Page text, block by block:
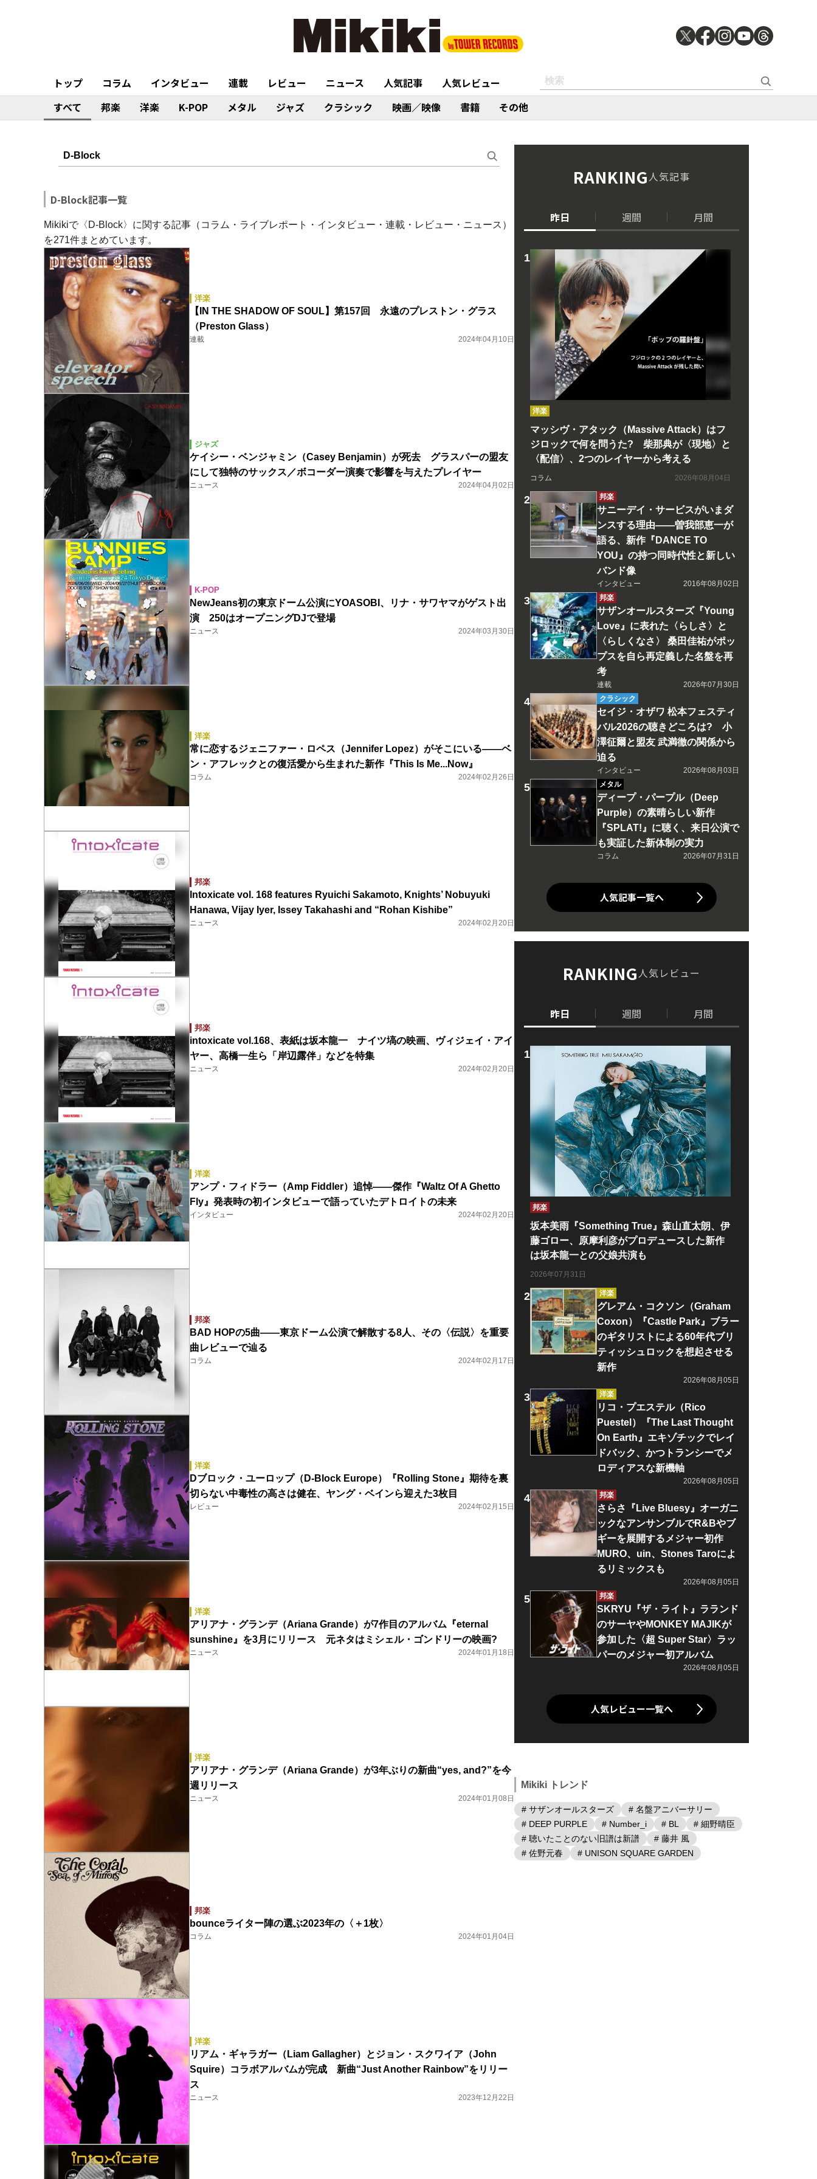
トップ コラム インタビュー 連載 レビュー ニュース 人気記事
人気レビュー
すべて
邦楽 洋楽 K-POP メタル ジャズ クラシック 映画／映像 書籍 その他
D-Block記事一覧
Mikikiで〈D-Block〉に関する記事（コラム・ライブレポート・インタビュー・連載・レビュー・ニュース）
を271件まとめています。
洋楽
【IN THE SHADOW OF SOUL】第157回 永遠のプレストン・グラス
（Preston Glass）
連載 2024年04月10日
ジャズ
ケイシー・ベンジャミン（Casey Benjamin）が死去 グラスパーの盟友
にして独特のサックス／ボコーダー演奏で影響を与えたプレイヤー
ニュース 2024年04月02日
K-POP
NewJeans初の東京ドーム公演にYOASOBI、リナ・サワヤマがゲスト出
演 250はオープニングDJで登場
ニュース 2024年03月30日
洋楽
常に恋するジェニファー・ロペス（Jennifer Lopez）がそこにいる――ベ
ン・アフレックとの復活愛から生まれた新作『This Is Me...Now』
コラム 2024年02月26日
邦楽
Intoxicate vol. 168 features Ryuichi Sakamoto, Knights’ Nobuyuki
Hanawa, Vijay Iyer, Issey Takahashi and “Rohan Kishibe”
ニュース 2024年02月20日
邦楽
intoxicate vol.168、表紙は坂本龍一 ナイツ塙の映画、ヴィジェイ・アイ
ヤー、高橋一生ら「岸辺露伴」などを特集
ニュース 2024年02月20日
洋楽
アンプ・フィドラー（Amp Fiddler）追悼――傑作『Waltz Of A Ghetto
Fly』発表時の初インタビューで語っていたデトロイトの未来
インタビュー 2024年02月20日
邦楽
BAD HOPの5曲――東京ドーム公演で解散する8人、その〈伝説〉を重要
曲レビューで辿る
コラム 2024年02月17日
洋楽
Dブロック・ユーロップ（D-Block Europe）『Rolling Stone』期待を裏
切らない中毒性の高さは健在、ヤング・ベインら迎えた3枚目
レビュー 2024年02月15日
洋楽
アリアナ・グランデ（Ariana Grande）が7作目のアルバム『eternal
sunshine』を3月にリリース 元ネタはミシェル・ゴンドリーの映画?
ニュース 2024年01月18日
洋楽
アリアナ・グランデ（Ariana Grande）が3年ぶりの新曲“yes, and?”を今
週リリース
ニュース 2024年01月08日
邦楽
bounceライター陣の選ぶ2023年の〈＋1枚〉
コラム 2024年01月04日
洋楽
リアム・ギャラガー（Liam Gallagher）とジョン・スクワイア（John
Squire）コラボアルバムが完成 新曲“Just Another Rainbow”をリリー
ス
ニュース 2023年12月22日
RANKING人気記事
昨日 週間 月間
洋楽
マッシヴ・アタック（Massive Attack）はフ
ジロックで何を問うた? 柴那典が〈現地〉と
〈配信〉、2つのレイヤーから考える
コラム 2026年08月04日
邦楽
サニーデイ・サービスがいまダ
ンスする理由――曽我部恵一が
語る、新作『DANCE TO
YOU』の持つ同時代性と新しい
バンド像
インタビュー
2016年08月02日
邦楽
サザンオールスターズ『Young
Love』に表れた〈らしさ〉と
〈らしくなさ〉 桑田佳祐がポッ
プスを自ら再定義した名盤を再
考
連載
2026年07月30日
クラシック
セイジ・オザワ 松本フェスティ
バル2026の聴きどころは? 小
澤征爾と盟友 武満徹の関係から
迫る
インタビュー
2026年08月03日
メタル
ディープ・パープル（Deep
Purple）の素晴らしい新作
『SPLAT!』に聴く、来日公演で
も実証した新体制の実力
コラム 2026年07月31日
人気記事一覧へ
RANKING人気レビュー
昨日 週間 月間
邦楽
坂本美雨『Something True』森山直太朗、伊
藤ゴロー、原摩利彦がプロデュースした新作
は坂本龍一との父娘共演も
2026年07月31日
洋楽
グレアム・コクソン（Graham
Coxon）『Castle Park』ブラー
のギタリストによる60年代ブリ
ティッシュロックを想起させる
新作
2026年08月05日
洋楽
リコ・プエステル（Rico
Puestel）『The Last Thought
On Earth』エキゾチックでレイ
ドバック、かつトランシーでメ
ロディアスな新機軸
2026年08月05日
邦楽
さらさ『Live Bluesy』オーガニ
ックなアンサンブルでR&Bやブ
ギーを展開するメジャー初作
MURO、uin、Stones Taroによ
るリミックスも
2026年08月05日
邦楽
SKRYU『ザ・ライト』ラランド
のサーヤやMONKEY MAJIKが
参加した〈超 Super Star〉ラッ
パーのメジャー初アルバム
2026年08月05日
人気レビュー一覧へ
Mikiki トレンド
# サザンオールスターズ
# 名盤アニバーサリー
# DEEP PURPLE
# Number_i # BL
# 細野晴臣
# 聴いたことのない旧譜は新譜
# 藤井 風
# 佐野元春
# UNISON SQUARE GARDEN